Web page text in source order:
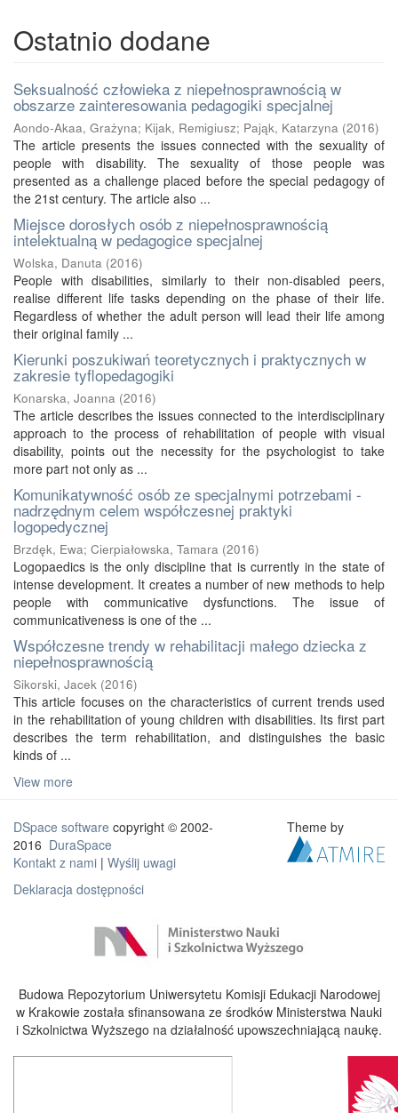
Ostatnio dodane
Seksualność człowieka z niepełnosprawnością w
obszarze zainteresowania pedagogiki specjalnej
Aondo-Akaa, Grażyna; Kijak, Remigiusz; Pająk, Katarzyna (2016)
The article presents the issues connected with the sexuality of
people with disability. The sexuality of those people was
presented as a challenge placed before the special pedagogy of
the 21st century. The article also ...
Miejsce dorosłych osób z niepełnosprawnością
intelektualną w pedagogice specjalnej
Wolska, Danuta (2016)
People with disabilities, similarly to their non-disabled peers,
realise different life tasks depending on the phase of their life.
Regardless of whether the adult person will lead their life among
their original family ...
Kierunki poszukiwań teoretycznych i praktycznych w
zakresie tyflopedagogiki
Konarska, Joanna (2016)
The article describes the issues connected to the interdisciplinary
approach to the process of rehabilitation of people with visual
disability, points out the necessity for the psychologist to take
more part not only as ...
Komunikatywność osób ze specjalnymi potrzebami -
nadrzędnym celem współczesnej praktyki
logopedycznej
Brzdęk, Ewa; Cierpiałowska, Tamara (2016)
Logopaedics is the only discipline that is currently in the state of
intense development. It creates a number of new methods to help
people with communicative dysfunctions. The issue of
communicativeness is one of the ...
Współczesne trendy w rehabilitacji małego dziecka z
niepełnosprawnością
Sikorski, Jacek (2016)
This article focuses on the characteristics of current trends used
in the rehabilitation of young children with disabilities. Its first part
describes the term rehabilitation, and distinguishes the basic
kinds of ...
View more
DSpace software copyright © 2002-
2016 DuraSpace
Kontakt z nami | Wyślij uwagi
Deklaracja dostępności
Theme by
Budowa Repozytorium Uniwersytetu Komisji Edukacji Narodowej
w Krakowie została sfinansowana ze środków Ministerstwa Nauki
i Szkolnictwa Wyższego na działalność upowszechniającą naukę.